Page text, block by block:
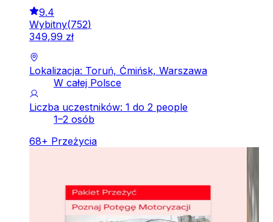
9.4
Wybitny(752)
349,99 zł
Lokalizacja: Toruń, Ćmińsk, Warszawa
W całej Polsce
Liczba uczestników: 1 do 2 people
1–2 osób
68+ Przeżycia